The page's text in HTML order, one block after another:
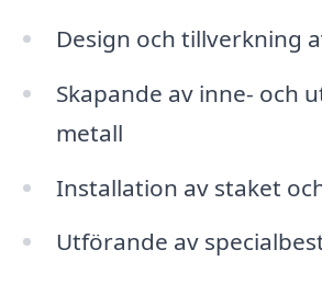
Design och tillverkning
Skapande av inne- och
metall
Installation av staket
Utförande av